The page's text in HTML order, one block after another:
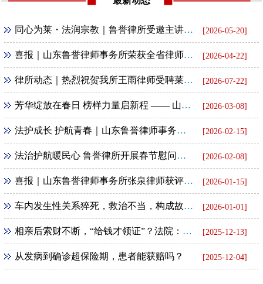
[2026-05-20]
同心为莱・法润宗教｜鲁誉律所受邀主讲宗教政策法规大讲堂
[2026-04-22]
喜报｜山东鲁誉律师事务所荣获全省律师行业公益法律服务通报表扬
[2026-07-22]
律所动态｜热烈祝贺我所王雨律师受聘莱芜区法院特约人员
[2026-03-08]
芳华绽放在春日 榜样力量启新程 —— 山东鲁誉律所联合民革基层委举办 “三八” 妇女节励志报告会
[2026-02-15]
法护成长 护航青春｜山东鲁誉律师事务所走进社区开展未成年人法治宣讲
[2026-02-08]
法治护航暖民心 鲁誉律所开展春节慰问暨普法下乡活动
[2026-01-15]
喜报｜山东鲁誉律师事务所张泉律师获评全省律师行业第一批 “四好” 党员
[2026-01-01]
车内发生性关系猝死，救治不当，构成故意杀人罪
[2025-12-13]
相亲后索财不断，“给钱才领证”？法院：全额返还！
[2025-12-04]
从发病到确诊超保险期，患者能获赔吗？